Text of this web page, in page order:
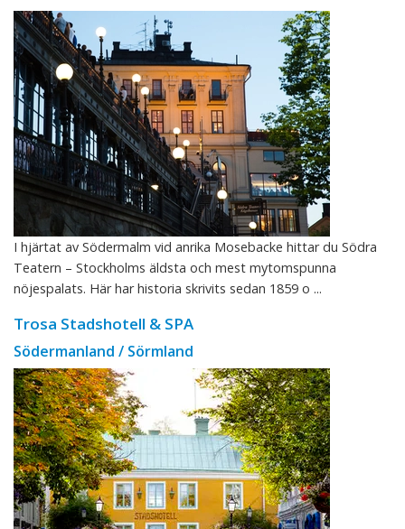
I hjärtat av Södermalm vid anrika Mosebacke hittar du Södra
Teatern – Stockholms äldsta och mest mytomspunna
nöjespalats. Här har historia skrivits sedan 1859 o ...
Trosa Stadshotell & SPA
Södermanland / Sörmland